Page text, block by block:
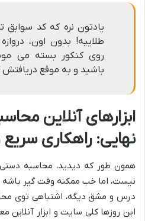
یادتون نره که کد سوابق
طلاییه! بدون اون،
روی کنکور بسته می
باشید و به موقع دریافتش
ابزارهای آنلاین
نهایی: راهکاری
همون طور که دیدید، محاسبه
نیست، اما خب ممکنه وقت گیر باشه
درس و مشق دیگه، اشتباهی توی
این روزها کلی سایت و ابزار آنلاین